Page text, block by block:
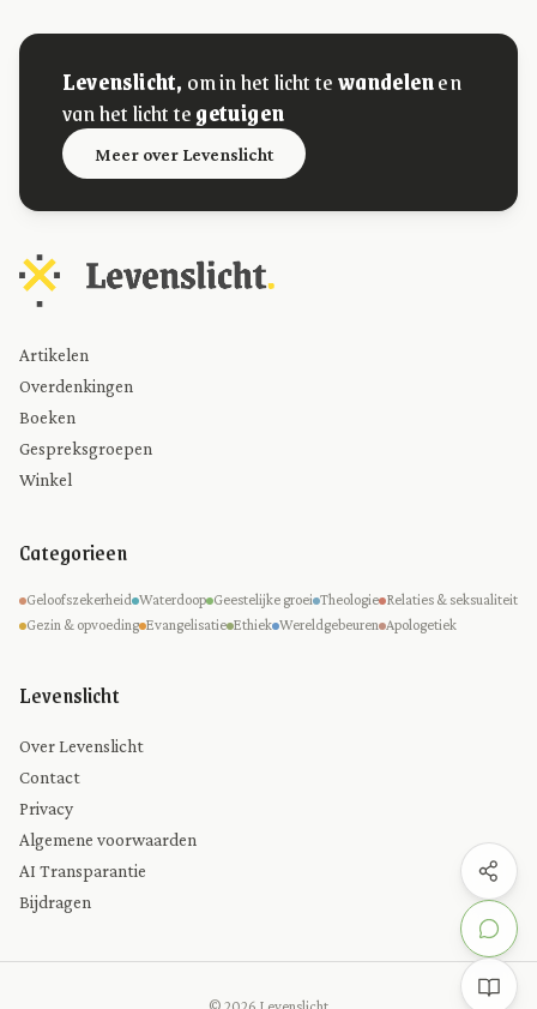
Levenslicht, om in het licht tewandelenen
van het licht tegetuigen
Meer over Levenslicht
Artikelen
Overdenkingen
Boeken
Gespreksgroepen
Winkel
Categorieen
Geloofszekerheid Waterdoop Geestelijke groei Theologie Relaties & seksualiteit
Gezin & opvoeding Evangelisatie Ethiek Wereldgebeuren Apologetiek
Levenslicht
Over Levenslicht
Contact
Privacy
Algemene voorwaarden
AI Transparantie
Bijdragen